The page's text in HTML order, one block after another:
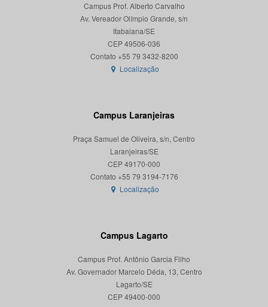
Campus Prof. Alberto Carvalho
Av. Vereador Olímpio Grande, s/n
Itabaiana/SE
CEP 49506-036
Localização
Campus Laranjeiras
Praça Samuel de Oliveira, s/n, Centro
Laranjeiras/SE
CEP 49170-000
Localização
Campus Lagarto
Campus Prof. Antônio Garcia Filho
Av. Governador Marcelo Déda, 13, Centro
Lagarto/SE
CEP 49400-000